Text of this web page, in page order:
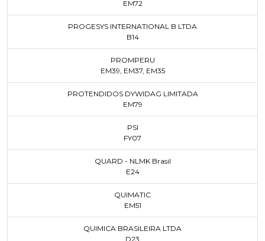
EM72
PROGESYS INTERNATIONAL B LTDA
B14
PROMPERU
EM39, EM37, EM35
PROTENDIDOS DYWIDAG LIMITADA
EM79
PSI
FY07
QUARD - NLMK Brasil
E24
QUIMATIC
EM51
QUIMICA BRASILEIRA LTDA
D23